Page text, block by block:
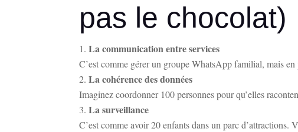
pas le chocolat)
La communication entre services
C’est comme gérer un groupe WhatsApp familial, mais en
La cohérence des données
Imaginez coordonner 100 personnes pour qu’elles
La surveillance
C’est comme avoir 20 enfants dans un parc d’attractions.